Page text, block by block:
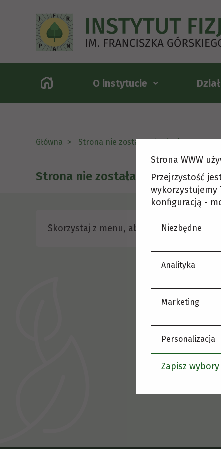
O instytucie
Główna Strona nie została odnaleziona
Strona nie została odnaleziona
Skorzystaj z menu, aby wybrać inną
Strona WWW
Przejrzystość
wykorzystujemy
konfiguracją -
Niezbędne
Analityka
Marketing
Personalizacja
Zapisz wybory